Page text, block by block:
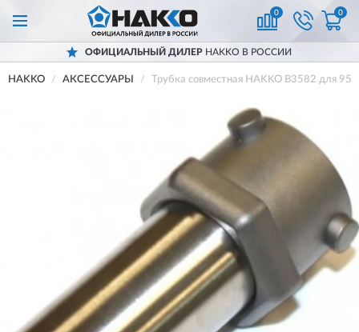
0 0
ОФИЦИАЛЬНЫЙ ДИЛЕРHAKKO В РОССИИ
HAKKO АКСЕССУАРЫ Трубка совместная HAKKO B3582 для